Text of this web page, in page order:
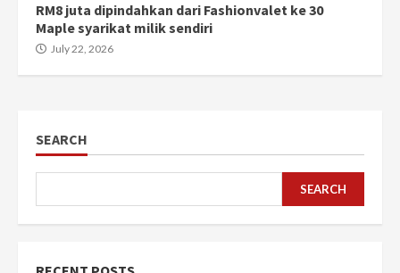
RM8 juta dipindahkan dari Fashionvalet ke 30
Maple syarikat milik sendiri
July 22, 2026
SEARCH
SEARCH